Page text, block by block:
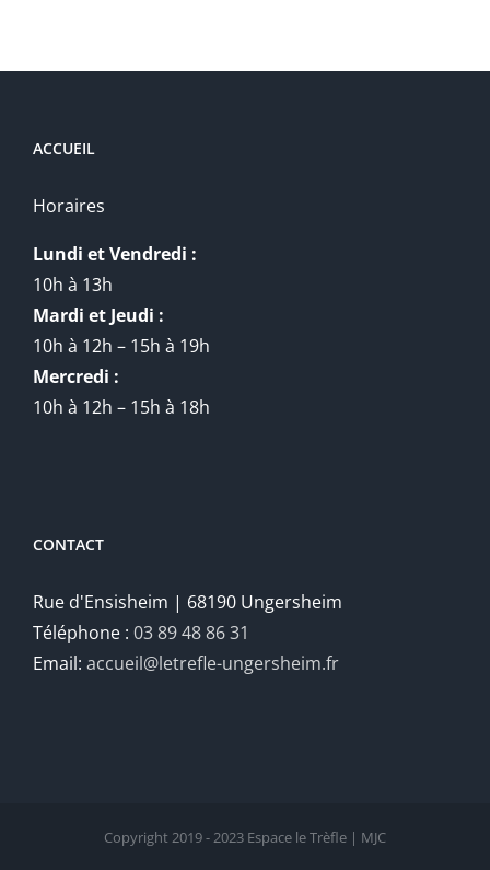
ACCUEIL
Horaires
Lundi et Vendredi :
10h à 13h
Mardi et Jeudi :
10h à 12h – 15h à 19h
Mercredi :
10h à 12h – 15h à 18h
CONTACT
Rue d'Ensisheim | 68190 Ungersheim
Téléphone : 03 89 48 86 31
Email: accueil@letrefle-ungersheim.fr
Copyright 2019 - 2023 Espace le Trèfle | MJC